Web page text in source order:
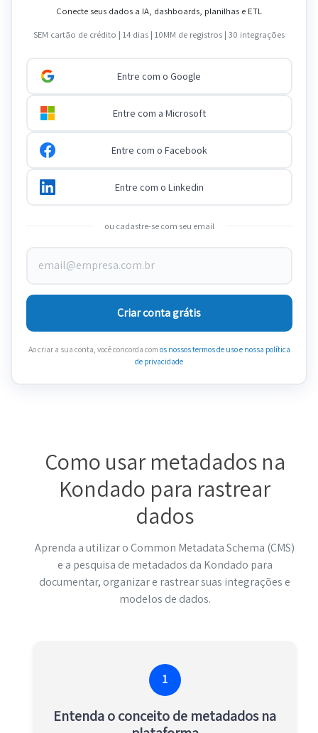
Conecte seus dados a IA, dashboards, planilhas e ETL
SEM cartão de crédito | 14 dias | 10MM de registros | 30 integrações
Entre com o Google
Entre com a Microsoft
Entre com o Facebook
Entre com o Linkedin
ou cadastre-se com seu email
Criar conta grátis
Ao criar a sua conta, você concorda com os nossos termos de usoe nossa política
de privacidade
Como usar metadados na
Kondado para rastrear
dados
Aprenda a utilizar o Common Metadata Schema (CMS)
e a pesquisa de metadados da Kondado para
documentar, organizar e rastrear suas integrações e
modelos de dados.
1
Entenda o conceito de metadados na